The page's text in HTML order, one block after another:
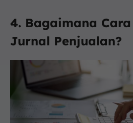
4. Bagaimana
Jurnal Penjualan?